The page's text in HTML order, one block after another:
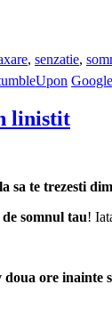
, senzatie,
Google
linistit
sa te trezesti
somnul tau!
ore inainte